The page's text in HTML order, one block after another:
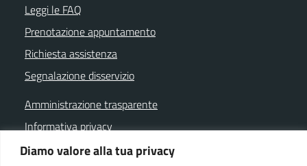
Diamo valore alla tua privacy
Leggi le FAQ
Prenotazione appuntamento
Richiesta assistenza
Segnalazione disservizio
Amministrazione trasparente
Informativa privacy
Note legali